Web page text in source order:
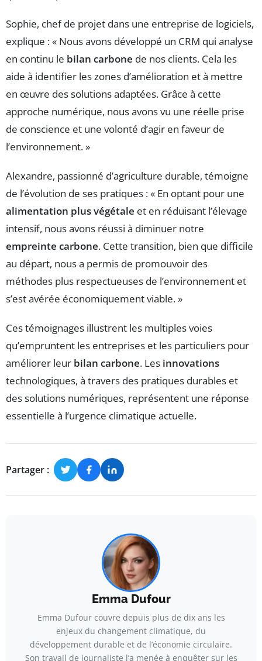
Sophie, chef de projet dans une entreprise de logiciels,
explique : « Nous avons développé un CRM qui analyse
en continu le bilan carbone de nos clients. Cela les
aide à identifier les zones d’amélioration et à mettre
en œuvre des solutions adaptées. Grâce à cette
approche numérique, nous avons vu une réelle prise
de conscience et une volonté d’agir en faveur de
l’environnement. »
Alexandre, passionné d’agriculture durable, témoigne
de l’évolution de ses pratiques : « En optant pour une
alimentation plus végétale et en réduisant l’élevage
intensif, nous avons réussi à diminuer notre
empreinte carbone. Cette transition, bien que difficile
au départ, nous a permis de promouvoir des
méthodes plus respectueuses de l’environnement et
s’est avérée économiquement viable. »
Ces témoignages illustrent les multiples voies
qu’empruntent les entreprises et les particuliers pour
améliorer leur bilan carbone. Les innovations
technologiques, à travers des pratiques durables et
des solutions numériques, représentent une réponse
essentielle à l’urgence climatique actuelle.
Partager :
Emma Dufour
Emma Dufour couvre depuis plus de dix ans les
enjeux du changement climatique, du
développement durable et de l’économie circulaire.
Son travail de journaliste l’a menée à enquêter sur les